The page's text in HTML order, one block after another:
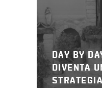
DAY BY
DIVENTA